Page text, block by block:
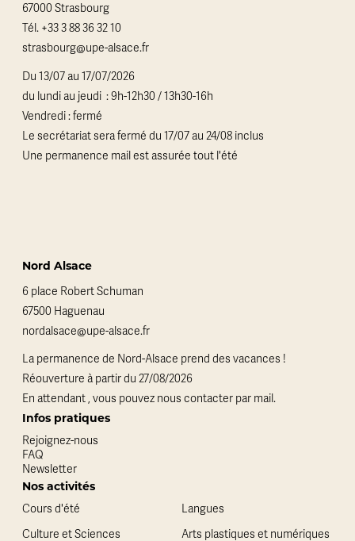
67000 Strasbourg
Tél. +33 3 88 36 32 10
strasbourg@upe-alsace.fr
Du 13/07 au 17/07/2026
du lundi au jeudi : 9h-12h30 / 13h30-16h
Vendredi : fermé
Le secrétariat sera fermé du 17/07 au 24/08 inclus
Une permanence mail est assurée tout l'été
Nord Alsace
6 place Robert Schuman
67500 Haguenau
nordalsace@upe-alsace.fr
La permanence de Nord-Alsace prend des vacances !
Réouverture à partir du 27/08/2026
En attendant , vous pouvez nous contacter par mail.
Infos pratiques
Rejoignez-nous
FAQ
Newsletter
Nos activités
Cours d'été
Langues
Culture et Sciences
Arts plastiques et numériques